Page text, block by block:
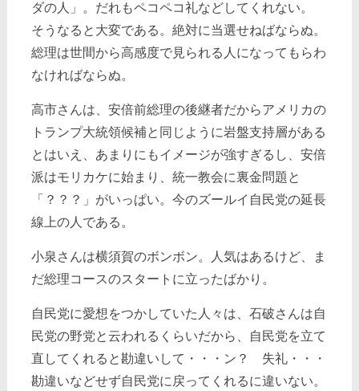
ダの人」。だれもペコペコ礼などしてくれない。
そうなると大変である。絶対に当選せねばならぬ。
総理は世間から高感度で見られる人になってもらわ
なければならぬ。
高市さんは、安倍前総理の後継者だからアメリカの
トランプ大統領候補と同じように岩盤支持層がある
とはいえ、あまりにもイメージが強すぎるし、安倍
派はモリカケに始まり、統一教会に裏金問題と
「？？？」がいっぱい。今のズールイ自民党の延長
線上の人である。
小泉さんは横須賀のボンボン。人気はあるけど、ま
だ総理コースのスタートに立ったばかり。
自民党に愛想をつかしていた人々は、石破さんは自
民党の野党と云われるくらいだから、自民党を立て
直してくれると勘違いして・・・ン？ 失礼・・・
勘違いなどせず自民党に戻ってくれるに違いない。